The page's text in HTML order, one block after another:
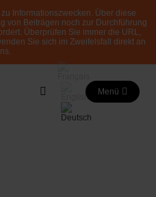
Informationszwecken. Über diese
von Beiträgen noch zur Durchführung
Überprüfen Sie immer die URL,
Sie sich im Zweifelsfall direkt an
Menü